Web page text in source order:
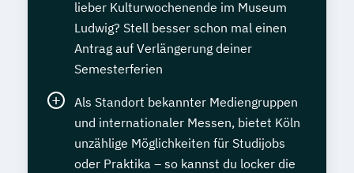
lieber Kulturwochenende im Museum
Ludwig? Stell besser schon mal einen
Antrag auf Verlängerung deiner
Semesterferien
Als Standort bekannter Mediengruppen
und internationaler Messen, bietet Köln
unzählige Möglichkeiten für Studijobs
oder Praktika – so kannst du locker die